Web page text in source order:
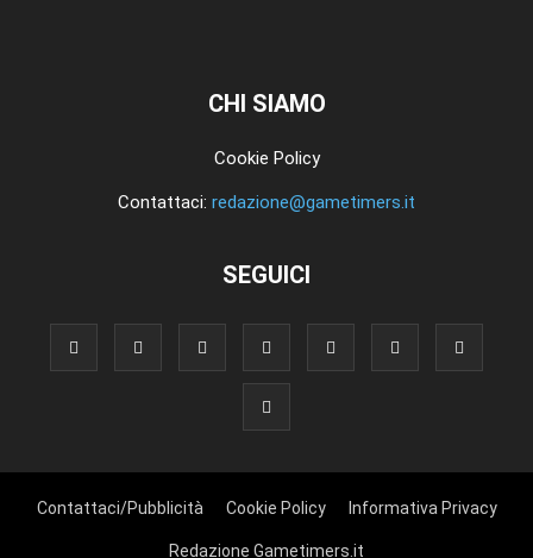
CHI SIAMO
Cookie Policy
Contattaci: redazione@gametimers.it
SEGUICI
Contattaci/Pubblicità Cookie Policy Informativa Privacy
Redazione Gametimers.it